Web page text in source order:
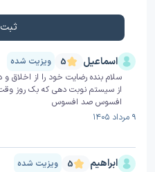
اسماعیل 5 ویزیت شده
سلام بنده رضایت خود را از اخلاق و
از سیستم نوبت دهی که بک روز
افسوس صد افسوس
۹ مرداد ۱۴۰۵
ابراهیم 5 ویزیت شده